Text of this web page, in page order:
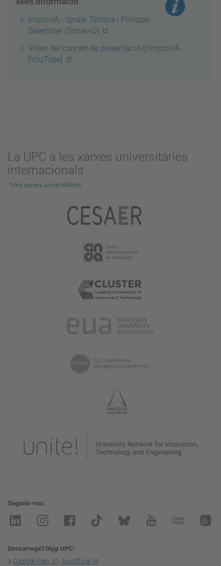
ImprovIA - Ignasi Terraza i Philippe
Salembier (Sónar+D)
Vídeo del concert de presentació d'ImprovIA
[YouTube]
La UPC a les xarxes universitàries
internacionals
Més xarxes universitàries
Segueix-nos
Descarrega't l'App UPC
a Google Play i AppStore